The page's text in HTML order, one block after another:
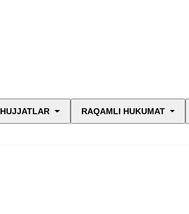
HUJJATLAR RAQAMLI HUKUMAT